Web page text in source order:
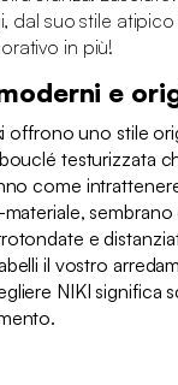
dal suo stile
in più!
e
offrono uno stile
testurizzata
come
e
il vostro
NIKI significa